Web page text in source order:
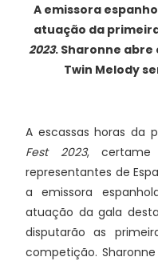
A emissora
atuação da
2023. Sharonne
Twin Melody
A escassas horas da
Fest 2023, certame
representantes de
a emissora
atuação da gala
disputarão as
competição.